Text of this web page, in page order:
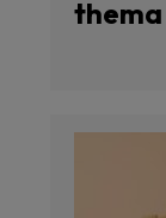
thema